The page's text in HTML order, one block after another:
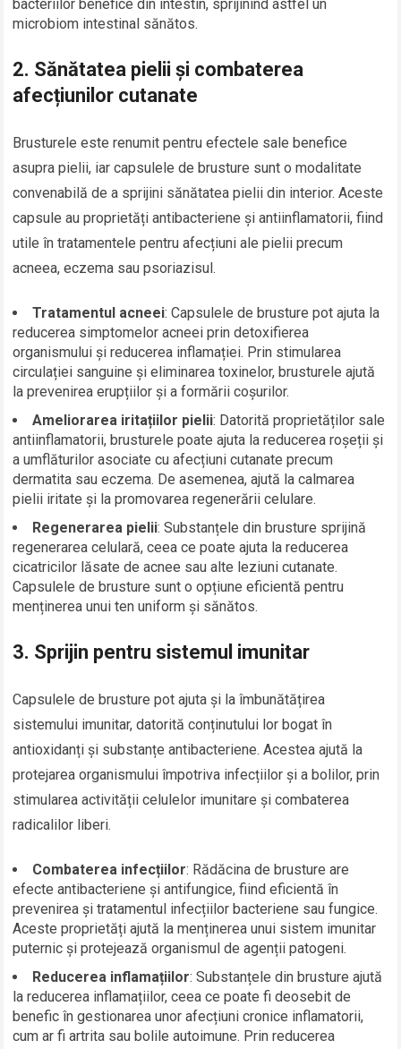
bacteriilor benefice din intestin, sprijinind astfel un
microbiom intestinal sănătos.
2. Sănătatea pielii și combaterea
afecțiunilor cutanate
Brusturele este renumit pentru efectele sale benefice
asupra pielii, iar capsulele de brusture sunt o modalitate
convenabilă de a sprijini sănătatea pielii din interior. Aceste
capsule au proprietăți antibacteriene și antiinflamatorii, fiind
utile în tratamentele pentru afecțiuni ale pielii precum
acneea, eczema sau psoriazisul.
Tratamentul acneei: Capsulele de brusture pot ajuta la
reducerea simptomelor acneei prin detoxifierea
organismului și reducerea inflamației. Prin stimularea
circulației sanguine și eliminarea toxinelor, brusturele ajută
la prevenirea erupțiilor și a formării coșurilor.
Ameliorarea iritațiilor pielii: Datorită proprietăților sale
antiinflamatorii, brusturele poate ajuta la reducerea roșeții și
a umflăturilor asociate cu afecțiuni cutanate precum
dermatita sau eczema. De asemenea, ajută la calmarea
pielii iritate și la promovarea regenerării celulare.
Regenerarea pielii: Substanțele din brusture sprijină
regenerarea celulară, ceea ce poate ajuta la reducerea
cicatricilor lăsate de acnee sau alte leziuni cutanate.
Capsulele de brusture sunt o opțiune eficientă pentru
menținerea unui ten uniform și sănătos.
3. Sprijin pentru sistemul imunitar
Capsulele de brusture pot ajuta și la îmbunătățirea
sistemului imunitar, datorită conținutului lor bogat în
antioxidanți și substanțe antibacteriene. Acestea ajută la
protejarea organismului împotriva infecțiilor și a bolilor, prin
stimularea activității celulelor imunitare și combaterea
radicalilor liberi.
Combaterea infecțiilor: Rădăcina de brusture are
efecte antibacteriene și antifungice, fiind eficientă în
prevenirea și tratamentul infecțiilor bacteriene sau fungice.
Aceste proprietăți ajută la menținerea unui sistem imunitar
puternic și protejează organismul de agenții patogeni.
Reducerea inflamațiilor: Substanțele din brusture ajută
la reducerea inflamațiilor, ceea ce poate fi deosebit de
benefic în gestionarea unor afecțiuni cronice inflamatorii,
cum ar fi artrita sau bolile autoimune. Prin reducerea